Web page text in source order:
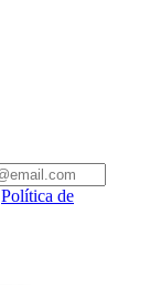
Política de